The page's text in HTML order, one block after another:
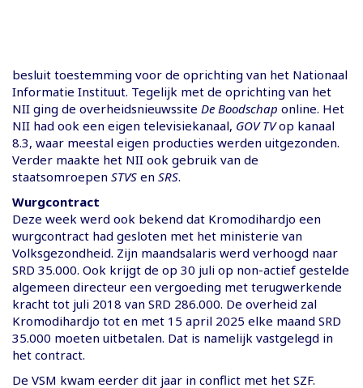
besluit toestemming voor de oprichting van het Nationaal
Informatie Instituut. Tegelijk met de oprichting van het
NII ging de overheidsnieuwssite De Boodschap online. Het
NII had ook een eigen televisiekanaal, GOV TVop kanaal
8.3, waar meestal eigen producties werden uitgezonden.
Verder maakte het NII ook gebruik van de
staatsomroepen STVS en SRS.
Wurgcontract
Deze week werd ook bekend dat Kromodihardjo een
wurgcontract had gesloten met het ministerie van
Volksgezondheid. Zijn maandsalaris werd verhoogd naar
SRD 35.000. Ook krijgt de op 30 juli op non-actief gestelde
algemeen directeur een vergoeding met terugwerkende
kracht tot juli 2018 van SRD 286.000. De overheid zal
Kromodihardjo tot en met 15 april 2025 elke maand SRD
35.000 moeten uitbetalen. Dat is namelijk vastgelegd in
het contract.
De VSM kwam eerder dit jaar in conflict met het SZF.